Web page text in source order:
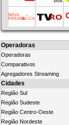
Operadoras
Operadoras
Comparativos
Agregadores Streaming
Cidades
Região Sul
Região Sudeste
Região Centro-Oeste
Região Nordeste